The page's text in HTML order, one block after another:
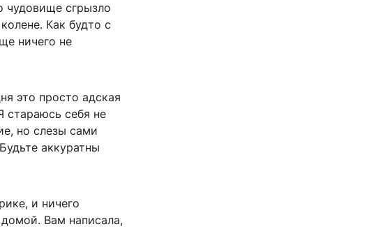
чудовище сгрызло
Как будто с
ничего не
это просто адская
стараюсь себя не
но слезы сами
аккуратны
и ничего
Вам написала,